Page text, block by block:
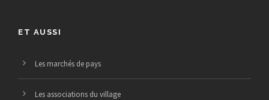
ET AUSSI
Les marchés de pays
Les associations du village